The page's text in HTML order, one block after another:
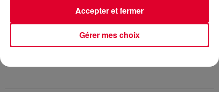
Gérer mes choix
Accepter et fermer